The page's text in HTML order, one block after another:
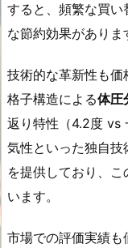
すると、頻繁な買
な節約効果がありま
技術的な革新性も価
格子構造による体圧
返り特性（4.2度 vs
気性といった独自
を提供しており、
います。
市場での評価実績も